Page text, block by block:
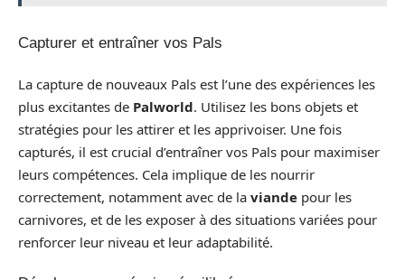
Capturer et entraîner vos Pals
La capture de nouveaux Pals est l’une des expériences les
plus excitantes de Palworld. Utilisez les bons objets et
stratégies pour les attirer et les apprivoiser. Une fois
capturés, il est crucial d’entraîner vos Pals pour maximiser
leurs compétences. Cela implique de les nourrir
correctement, notamment avec de la viande pour les
carnivores, et de les exposer à des situations variées pour
renforcer leur niveau et leur adaptabilité.